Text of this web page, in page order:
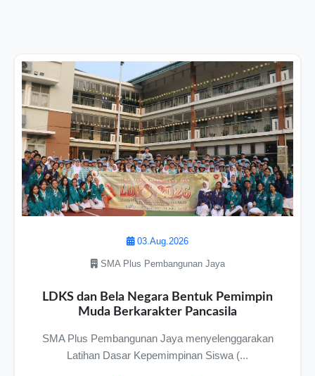
03.Aug.2026
SMA Plus Pembangunan Jaya
LDKS dan Bela Negara Bentuk Pemimpin
Muda Berkarakter Pancasila
SMA Plus Pembangunan Jaya menyelenggarakan
Latihan Dasar Kepemimpinan Siswa (...